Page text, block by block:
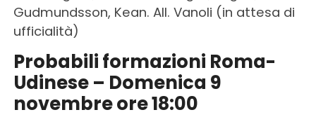
Gudmundsson, Kean. All. Vanoli (in attesa di
ufficialità)
Probabili formazioni Roma-
Udinese – Domenica 9
novembre ore 18:00